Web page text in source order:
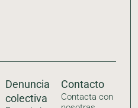
Denuncia
colectiva
Contacto
Contacta con